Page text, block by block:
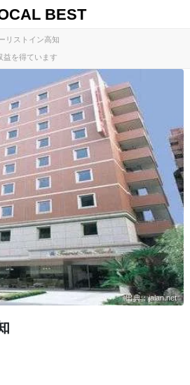
BEST
リストイン高知
益を得ています
出典：jalan.net